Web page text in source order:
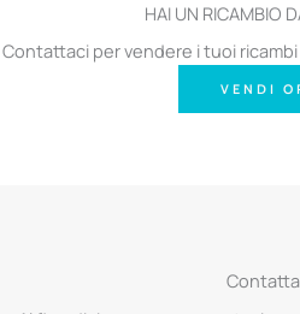
HAI UN RICAMBIO
Contattaci per vendere i tuoi
VENDI